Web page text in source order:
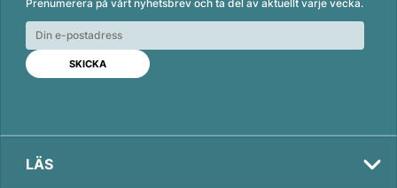
k
e
d
n
e
b
o
o
k
i
l
Prenumerera på vårt nyhetsbrev och ta del av aktuellt varje vecka.
LÄS